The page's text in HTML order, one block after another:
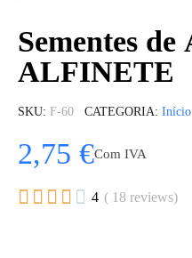
Sementes
ALFINETE
SKU F-60 CATEGORIA Início
2,75 €Com IVA
     4 ( 18 reviews)